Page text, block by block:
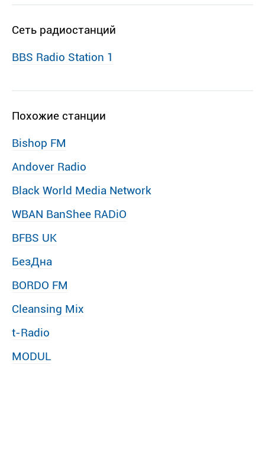
Сеть радиостанций
BBS Radio Station 1
Похожие станции
Bishop FM
Andover Radio
Black World Media Network
WBAN BanShee RADiO
BFBS UK
БезДна
BORDO FM
Cleansing Mix
t-Radio
MODUL